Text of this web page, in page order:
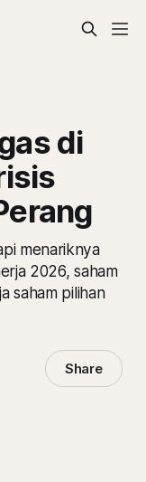
di
menariknya
2026, saham
saham pilihan
Share